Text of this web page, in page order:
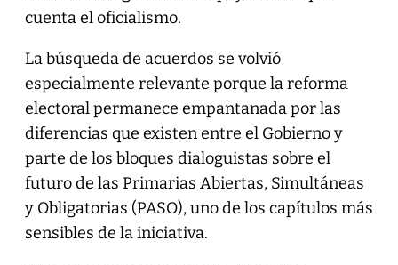
cuenta el oficialismo.
La búsqueda de acuerdos se volvió
especialmente relevante porque la reforma
electoral permanece empantanada por las
diferencias que existen entre el Gobierno y
parte de los bloques dialoguistas sobre el
futuro de las Primarias Abiertas, Simultáneas
y Obligatorias (PASO), uno de los capítulos más
sensibles de la iniciativa.